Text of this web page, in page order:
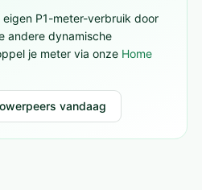
eigen P1-meter-verbruik door
andere dynamische
je meter via onze Home
vandaag